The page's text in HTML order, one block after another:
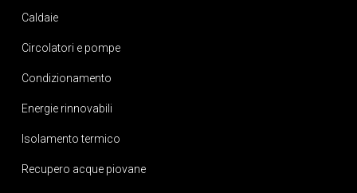
Caldaie
Circolatori e pompe
Condizionamento
Energie rinnovabili
Isolamento termico
Recupero acque piovane